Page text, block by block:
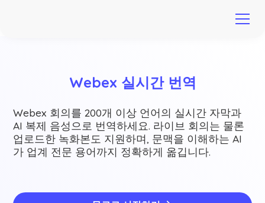
Webex 실시간 번역
Webex 회의를 200개 이상 언어의 실시간 자막과
AI 복제 음성으로 번역하세요. 라이브 회의는 물론
업로드한 녹화본도 지원하며, 문맥을 이해하는 AI
가 업계 전문 용어까지 정확하게 옮깁니다.